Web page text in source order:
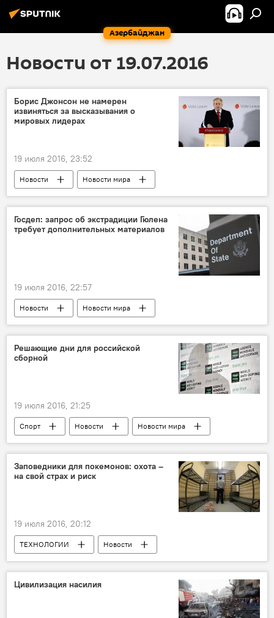
Азербайджан
Новости от 19.07.2016
Борис Джонсон не намерен
извиняться за высказывания о
мировых лидерах
19 июля 2016, 23:52
Новости Новости мира
Госдеп: запрос об экстрадиции Гюлена
требует дополнительных материалов
19 июля 2016, 22:57
Новости
Новости мира
Попытка переворота в Турции
Решающие дни для российской
сборной
19 июля 2016, 21:25
Спорт Новости
Новости мира
Россия
ЖИЗНЬ
Заповедники для покемонов: охота –
на свой страх и риск
19 июля 2016, 20:12
ТЕХНОЛОГИИ
Новости
Новости мира
Культура
Здоровье
Цивилизация насилия